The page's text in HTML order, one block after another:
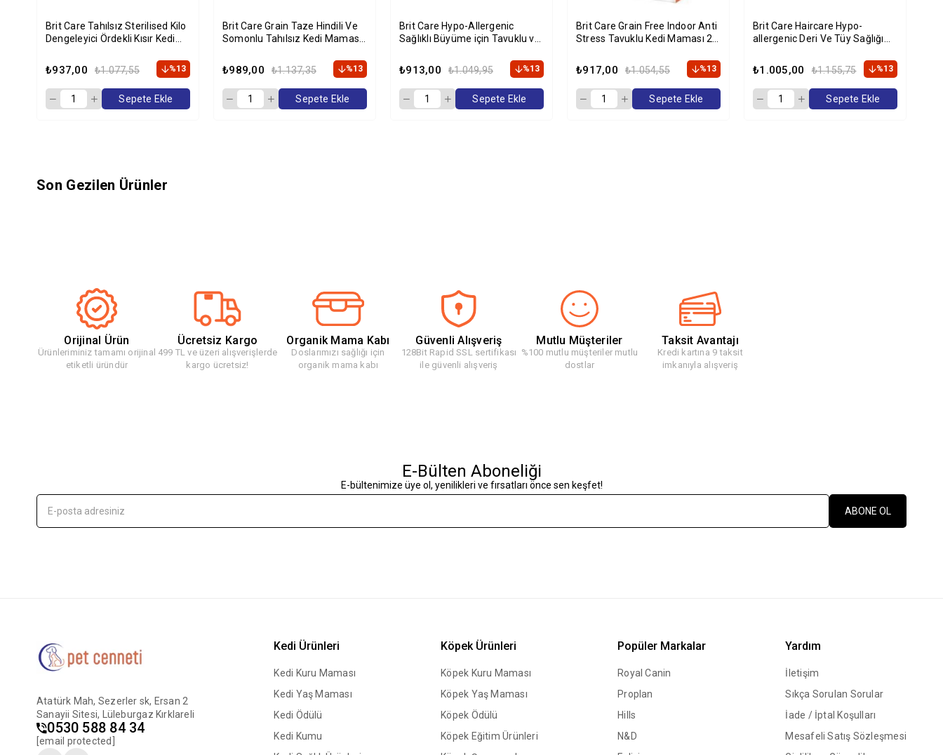
Brit Care Tahılsız Sterilised Kilo
Dengeleyici Ördekli Kısır Kedi
₺937,00 ₺1.077,55 %13
Sepete Ekle
Brit Care Grain Taze Hindili Ve
Somonlu Tahılsız Kedi Maması
₺989,00 ₺1.137,35 %13
Sepete Ekle
Brit Care Hypo-Allergenic
Sağlıklı Büyüme için Tavuklu ve
Maması 2kg
₺913,00 ₺1.049,95 %13
Sepete Ekle
Brit Care Grain Free Indoor Anti
Stress Tavuklu Kedi Maması 2
₺917,00 ₺1.054,55 %13
Sepete Ekle
Brit Care Haircare Hypo-
allergenic Deri Ve Tüy Sağlığı
Maması 2kg
₺1.005,00 ₺1.155,75 %13
Sepete Ekle
Son Gezilen Ürünler
Orijinal Ürün
Ürünleriminiz tamamı orijinal
etiketli üründür
Ücretsiz Kargo
499 TL ve üzeri alışverişlerde
kargo ücretsiz!
Organik Mama Kabı
Doslarımızı sağlığı için
organik mama kabı
Güvenli Alışveriş
128Bit Rapid SSL sertifikası
ile güvenli alışveriş
Mutlu Müşteriler
%100 mutlu müşteriler mutlu
dostlar
Taksit Avantajı
Kredi kartına 9 taksit
imkanıyla alışveriş
E-Bülten Aboneliği
E-bültenimize üye ol, yenilikleri ve fırsatları önce sen keşfet!
ABONE OL
Atatürk Mah, Sezerler sk, Ersan 2
Sanayii Sitesi, Lüleburgaz Kırklareli
0530 588 84 34
[email protected]
Kedi Ürünleri
Kedi Kuru Maması
Kedi Yaş Maması
Kedi Ödülü
Kedi Kumu
Köpek Ürünleri
Köpek Kuru Maması
Köpek Yaş Maması
Köpek Ödülü
Köpek Eğitim Ürünleri
Popüler Markalar
Royal Canin
Proplan
Hills
N&D
Yardım
İletişim
Sıkça Sorulan Sorular
İade / İptal Koşulları
Mesafeli Satış Sözleşmesi